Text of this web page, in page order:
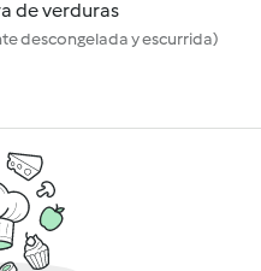
de verduras
descongelada y escurrida)